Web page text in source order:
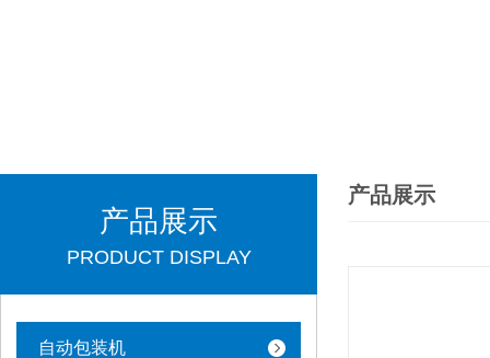
产品展示
PRODUCT DISPLAY
自动包装机
产品展示